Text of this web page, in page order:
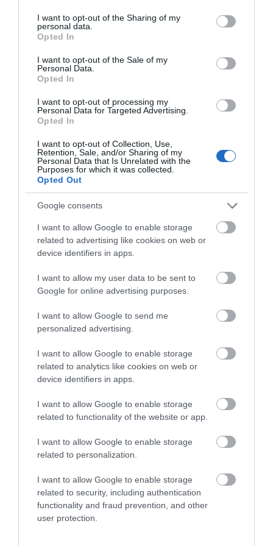
not limited to your visit or usage behaviour. You may click to
grant or deny consent to Google and its third-party tags to
use your data for below specified purposes in below Google
consent section.
I want to opt-out of the Sharing of my
personal data.
Opted In
I want to opt-out of the Sale of my
Personal Data.
Opted In
I want to opt-out of processing my
Personal Data for Targeted Advertising.
Opted In
I want to opt-out of Collection, Use,
Retention, Sale, and/or Sharing of my
Personal Data that Is Unrelated with the
Purposes for which it was collected.
Opted Out
Google consents
I want to allow Google to enable storage
related to advertising like cookies on web or
device identifiers in apps.
I want to allow my user data to be sent to
Google for online advertising purposes.
I want to allow Google to send me
personalized advertising.
I want to allow Google to enable storage
related to analytics like cookies on web or
device identifiers in apps.
I want to allow Google to enable storage
related to functionality of the website or app.
I want to allow Google to enable storage
related to personalization.
I want to allow Google to enable storage
related to security, including authentication
functionality and fraud prevention, and other
user protection.
Μεγάλο πανηγύρι στην Εύβοια:
(pics&vid)
08.08.2026 | 00:59
Ο καιρός αλλάζει πρόσωπο:
Έρχονται 40άρια μαζί με
θυελλώδη μελτέμια
Εύβοια: Ηχηρό μήνυμα πέντε
χρόνια μετά τη μεγάλη
καταστροφή του 2021
07.08.2026 | 22:00
Νέο τροχαίο με υλικές ζημιές
07.08.2026 | 21:40
Εύβοια: Γυναίκα έπεσε θύμα
για τρακτέρ που δεν παρέλαβε
07.08.2026 | 21:20
Τραγωδία στην Εύβοια: Άνδρας
ανασύρθηκε χωρίς τις αισθήσεις
του από τη θάλασσα
Ανακοινώθηκαν νέες προσλήψεις
07.08.2026 | 20:40
Ποιοι και γιατί θα πάρουν
διπλάσια σύνταξη τον Αύγουστο
07.08.2026 | 20:20
Όλες οι τελευταίες ειδήσεις
ΠΕΡΙΣΣΟΤΕΡΑ ΑΠΟ ΕΙΔΗΣΕΙΣ ΕΥΒΟΙΑ